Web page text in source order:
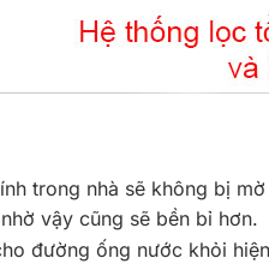
trong nhà sẽ không bị
vậy cũng sẽ bền bỉ hơn.
đường ống nước khỏi